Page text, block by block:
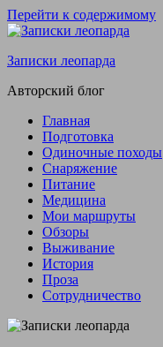
Перейти к содержимому
Записки леопарда
Авторский блог
Главная
Подготовка
Одиночные походы
Снаряжение
Питание
Медицина
Мои маршруты
Обзоры
Выживание
История
Проза
Сотрудничество